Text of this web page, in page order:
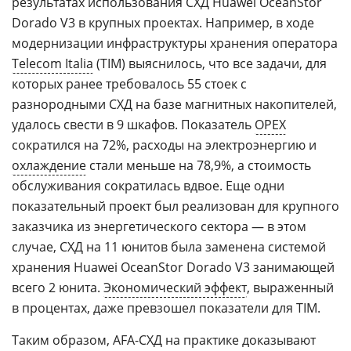
Dorado V3 в крупных проектах. Например, в ходе
модернизации инфраструктуры хранения оператора
Telecom Italia (TIM) выяснилось, что все задачи, для
которых ранее требовалось 55 стоек с
разнородными СХД на базе магнитных накопителей,
удалось свести в 9 шкафов. Показатель OPEX
сократился на 72%, расходы на электроэнергию и
охлаждение стали меньше на 78,9%, а стоимость
обслуживания сократилась вдвое. Еще одни
показательный проект был реализован для крупного
заказчика из энергетического сектора — в этом
случае, СХД на 11 юнитов была заменена системой
хранения Huawei OceanStor Dorado V3 занимающей
всего 2 юнита. Экономический эффект, выраженный
в процентах, даже превзошел показатели для TIM.
Таким образом, AFA-СХД на практике доказывают